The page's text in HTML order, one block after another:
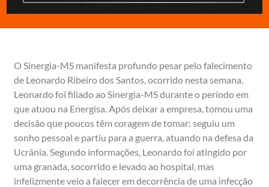
O Sinergia-MS manifesta profundo pesar pelo falecimento
de Leonardo Ribeiro dos Santos, ocorrido nesta semana.
Leonardo foi filiado ao Sinergia-MS durante o período em
que atuou na Energisa. Após deixar a empresa, tomou uma
decisão que poucos têm coragem de tomar: seguiu um
sonho pessoal e partiu para a guerra, atuando na defesa da
Ucrânia. Segundo informações, Leonardo foi atingido por
uma granada, socorrido e levado ao hospital, mas
infelizmente veio a falecer em decorrência de uma infecção